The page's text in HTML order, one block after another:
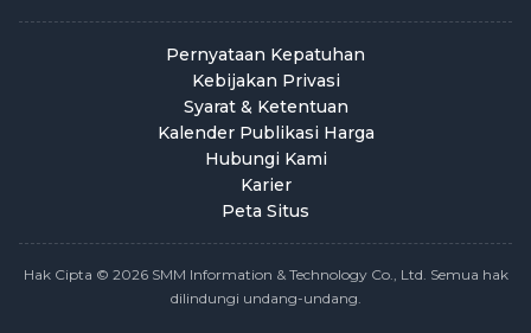
Pernyataan Kepatuhan
Kebijakan Privasi
Syarat & Ketentuan
Kalender Publikasi Harga
Hubungi Kami
Karier
Peta Situs
Hak Cipta © 2026 SMM Information & Technology Co., Ltd. Semua hak
dilindungi undang-undang.